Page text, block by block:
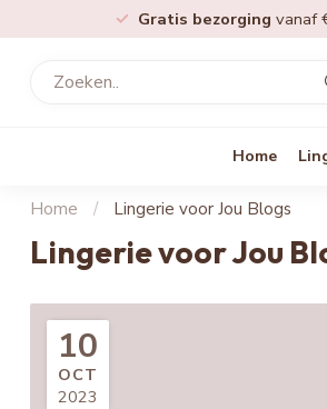
Gratis bezorging vanaf
Home
Home / Lingerie voor Jou Blogs
Lingerie voor Jou
10
OCT
2023